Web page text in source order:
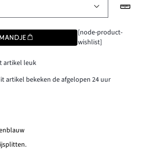
[node-product-
wishlist]
artikel leuk
artikel bekeken de afgelopen 24 uur